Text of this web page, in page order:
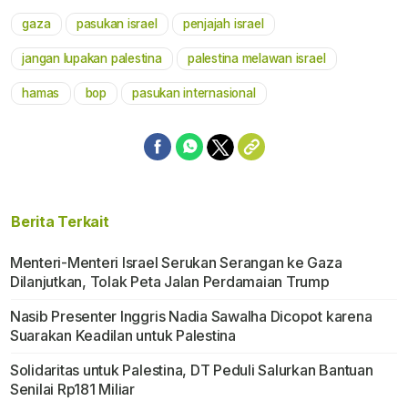
gaza pasukan israel penjajah israel
jangan lupakan palestina palestina melawan israel
hamas bop pasukan internasional
Berita Terkait
Menteri-Menteri Israel Serukan Serangan ke Gaza
Dilanjutkan, Tolak Peta Jalan Perdamaian Trump
Nasib Presenter Inggris Nadia Sawalha Dicopot karena
Suarakan Keadilan untuk Palestina
Solidaritas untuk Palestina, DT Peduli Salurkan Bantuan
Senilai Rp181 Miliar